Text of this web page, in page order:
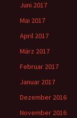
Juni 2017
Mai 2017
April 2017
März 2017
Februar 2017
Januar 2017
Dezember 2016
November 2016